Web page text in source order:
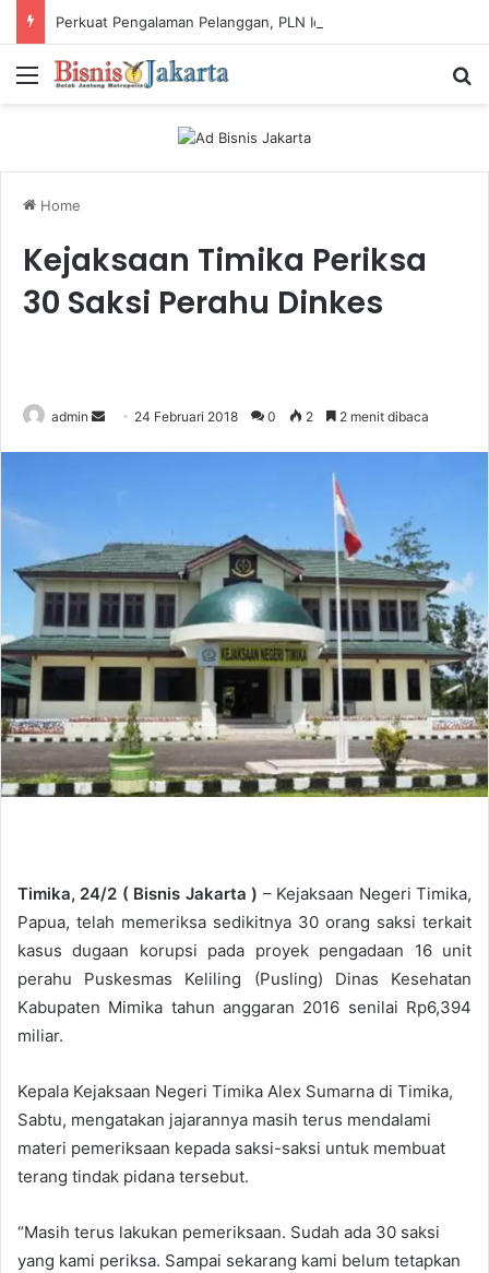
Menu
Home
Kejaksaan Timika Periksa
30 Saksi Perahu Dinkes
admin
n
e
m
a
i
24 Februari 2018 0 2 2 menit dibaca
Timika, 24/2 ( Bisnis Jakarta ) – Kejaksaan Negeri Timika,
Papua, telah memeriksa sedikitnya 30 orang saksi terkait
kasus dugaan korupsi pada proyek pengadaan 16 unit
perahu Puskesmas Keliling (Pusling) Dinas Kesehatan
Kabupaten Mimika tahun anggaran 2016 senilai Rp6,394
miliar.
Kepala Kejaksaan Negeri Timika Alex Sumarna di Timika,
Sabtu, mengatakan jajarannya masih terus mendalami
materi pemeriksaan kepada saksi-saksi untuk membuat
terang tindak pidana tersebut.
“Masih terus lakukan pemeriksaan. Sudah ada 30 saksi
yang kami periksa. Sampai sekarang kami belum tetapkan